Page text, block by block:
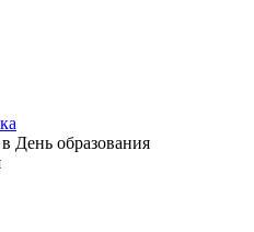
День образования